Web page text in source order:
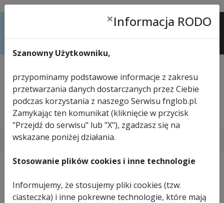
Menu
tel.33 816 57 24
×Informacja RODO
Szanowny Użytkowniku,
przypominamy podstawowe informacje z zakresu
przetwarzania danych dostarczanych przez Ciebie
podczas korzystania z naszego Serwisu fnglob.pl.
Zamykając ten komunikat (kliknięcie w przycisk
"Przejdź do serwisu" lub "X"), zgadzasz się na
wskazane poniżej działania.
Stosowanie plików cookies i inne technologie
Informujemy, że stosujemy pliki cookies (tzw.
ciasteczka) i inne pokrewne technologie, które mają
>STRONA GŁÓWNA >ELEKTRONARZĘDZIA
SZLIFIERKI I POLERKI